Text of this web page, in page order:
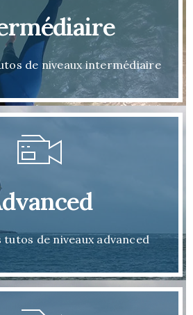
de niveaux intermédiaire
tutos de niveaux advanced